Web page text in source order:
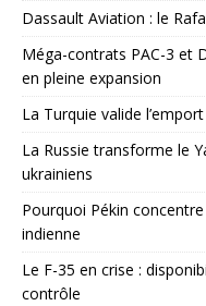
Dassault Aviation : le
Méga-contrats PAC-3 et
en pleine expansion
La Turquie valide
La Russie transforme le
ukrainiens
Pourquoi Pékin
indienne
Le F-35 en crise :
contrôle